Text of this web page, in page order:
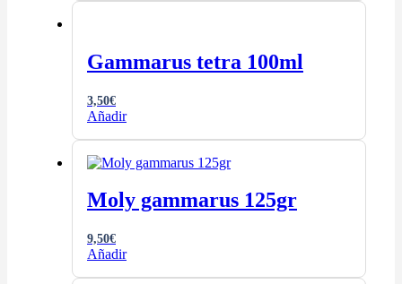
Gammarus tetra 100ml
3,50€
Añadir
Moly gammarus 125gr
9,50€
Añadir